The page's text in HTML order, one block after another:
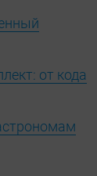
от кода